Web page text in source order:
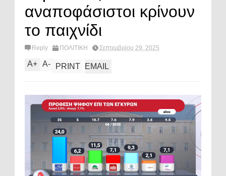
αναποφάσιστοι κρίνουν
το παιχνίδι
Reply ΠΟΛΙΤΙΚΗ Σεπτεμβρίου 29, 2025
A+ A- PRINT EMAIL